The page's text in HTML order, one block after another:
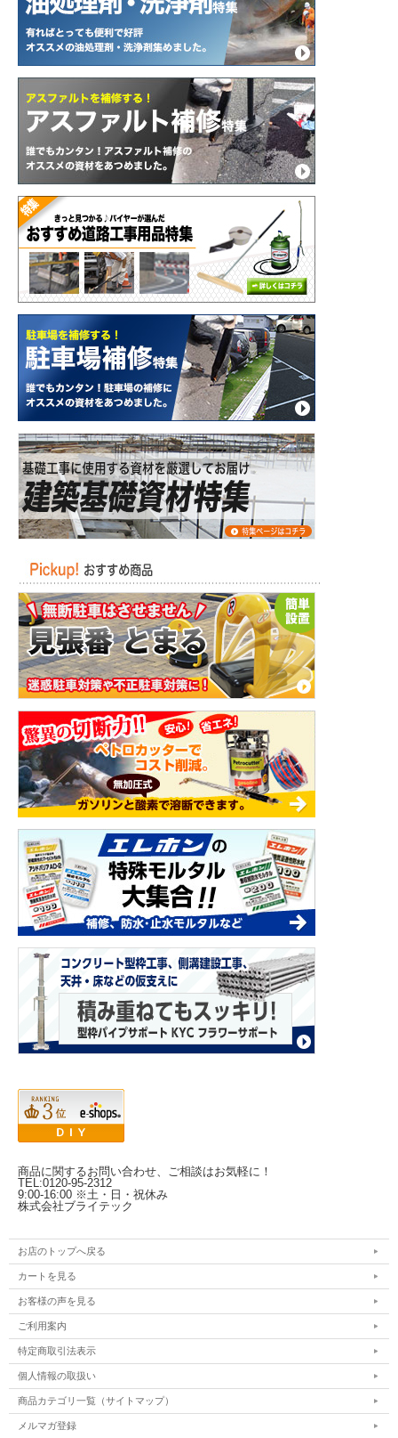
商品に関するお問い合わせ、ご相談はお気軽に！
TEL:0120-95-2312
9:00-16:00 ※土・日・祝休み
株式会社ブライテック
お店のトップへ戻る
カートを見る
お客様の声を見る
ご利用案内
特定商取引法表示
個人情報の取扱い
商品カテゴリ一覧（サイトマップ）
メルマガ登録